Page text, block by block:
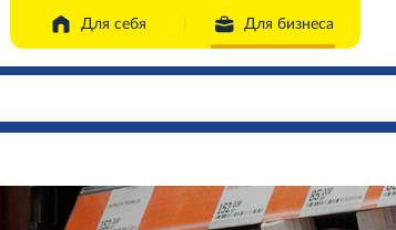
Для себя Для бизнеса